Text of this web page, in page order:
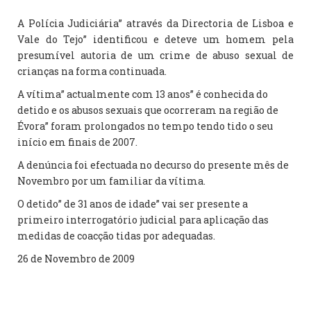
A Polícia Judiciária” através da Directoria de Lisboa e
Vale do Tejo” identificou e deteve um homem pela
presumível autoria de um crime de abuso sexual de
crianças na forma continuada.
A vítima” actualmente com 13 anos” é conhecida do
detido e os abusos sexuais que ocorreram na região de
Évora” foram prolongados no tempo tendo tido o seu
início em finais de 2007.
A denúncia foi efectuada no decurso do presente mês de
Novembro por um familiar da vítima.
O detido” de 31 anos de idade” vai ser presente a
primeiro interrogatório judicial para aplicação das
medidas de coacção tidas por adequadas.
26 de Novembro de 2009